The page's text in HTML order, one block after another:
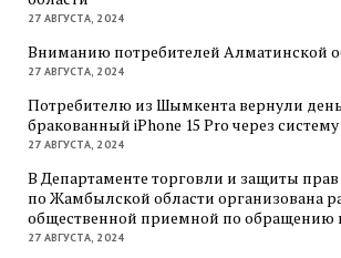
27 АВГУСТА, 2024
Вниманию потребителей Алматинской
27 АВГУСТА, 2024
Потребителю из Шымкента вернули
бракованный iPhone 15 Pro через
27 АВГУСТА, 2024
В Департаменте торговли и защиты
по Жамбылской области организована
общественной приемной по обращению
27 АВГУСТА, 2024